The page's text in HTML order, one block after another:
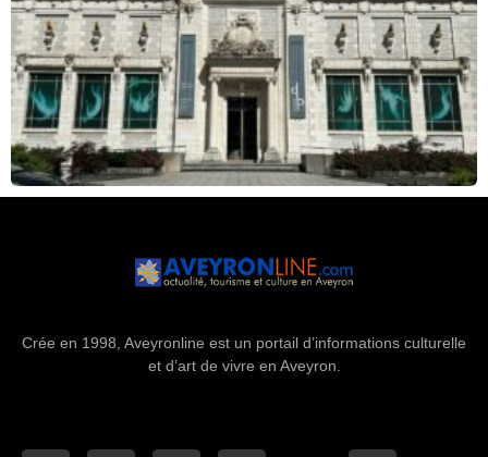
Crée en 1998, Aveyronline est un portail d’informations culturelle
et d’art de vivre en Aveyron.